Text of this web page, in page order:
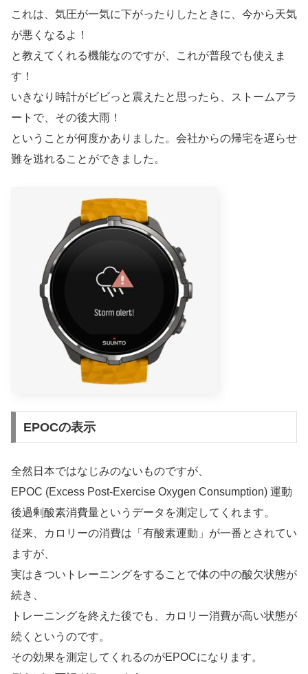
これは、気圧が一気に下がったりしたときに、今から天気
が悪くなるよ！
と教えてくれる機能なのですが、これが普段でも使えま
す！
いきなり時計がビビっと震えたと思ったら、ストームアラ
ートで、その後大雨！
ということが何度かありました。会社からの帰宅を遅らせ
難を逃れることができました。
EPOCの表示
全然日本ではなじみのないものですが、
EPOC (Excess Post-Exercise Oxygen Consumption) 運動
後過剰酸素消費量というデータを測定してくれます。
従来、カロリーの消費は「有酸素運動」が一番とされてい
ますが、
実はきついトレーニングをすることで体の中の酸欠状態が
続き、
トレーニングを終えた後でも、カロリー消費が高い状態が
続くというのです。
その効果を測定してくれるのがEPOCになります。